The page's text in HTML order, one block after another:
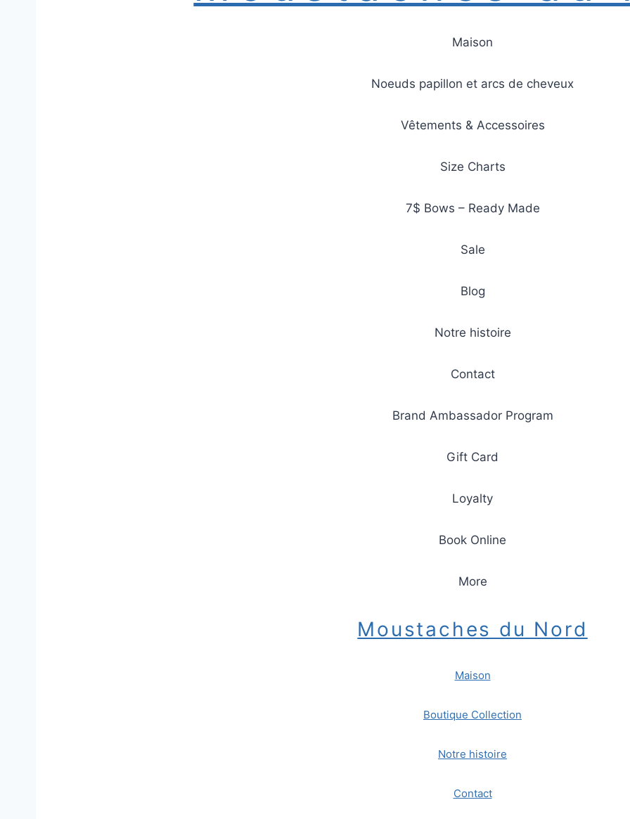
Maison
Noeuds papillon et arcs de cheveux
Vêtements & Accessoires
Size Charts
7$ Bows – Ready Made
Sale
Blog
Notre histoire
Contact
Brand Ambassador Program
Gift Card
Loyalty
Book Online
More
Moustaches du Nord
Maison
Boutique Collection
Notre histoire
Contact